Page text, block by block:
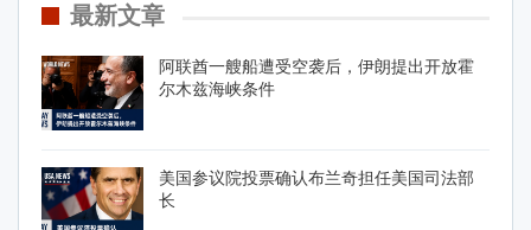
最新文章
阿联酋一艘船遭受空袭后，伊朗提出开放霍
尔木兹海峡条件
美国参议院投票确认布兰奇担任美国司法部
长